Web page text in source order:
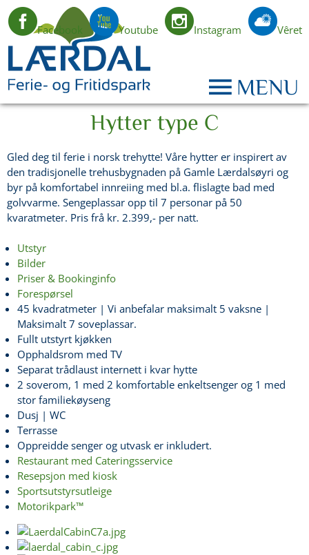
Facebook Youtube Instagram Vêret
MENU
Hytter type C
Gled deg til ferie i norsk trehytte! Våre hytter er inspirert av
den tradisjonelle trehusbygnaden på Gamle Lærdalsøyri og
byr på komfortabel innreiing med bl.a. flislagte bad med
golvvarme. Sengeplassar opp til 7 personar på 50
kvaratmeter. Pris frå kr. 2.399,- per natt.
Utstyr
Bilder
Priser & Bookinginfo
Forespørsel
45 kvadratmeter | Vi anbefalar maksimalt 5 vaksne |
Maksimalt 7 soveplassar.
Fullt utstyrt kjøkken
Opphaldsrom med TV
Separat trådlaust internett i kvar hytte
2 soverom, 1 med 2 komfortable enkeltsenger og 1 med
stor familiekøyseng
Dusj | WC
Terrasse
Oppreidde senger og utvask er inkludert.
Restaurant med Cateringsservice
Resepsjon med kiosk
Sportsutstyrsutleige
Motorikpark™